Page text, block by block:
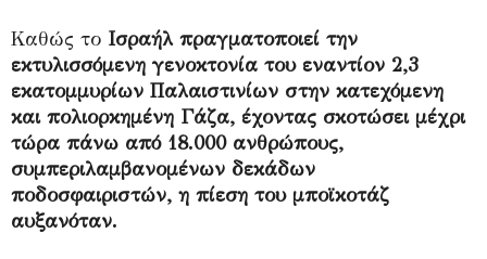
Καθώς το Ισραήλ πραγματοποιεί την
εκτυλισσόμενη γενοκτονία του εναντίον 2,3
εκατομμυρίων Παλαιστινίων στην κατεχόμενη
και πολιορκημένη Γάζα, έχοντας σκοτώσει μέχρι
τώρα πάνω από 18.000 ανθρώπους,
συμπεριλαμβανομένων δεκάδων
ποδοσφαιριστών, η πίεση του μποϊκοτάζ
αυξανόταν.